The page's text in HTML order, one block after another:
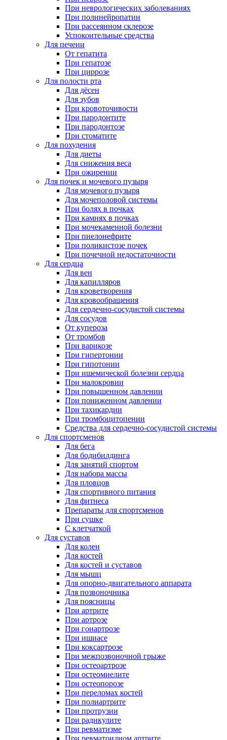
При неврологических заболеваниях
При полинейропатии
При рассеянном склерозе
Успокоительные средства
Для печени
От гепатита
При гепатозе
При циррозе
Для полости рта
Для дёсен
Для зубов
При кровоточивости
При пародонтите
При пародонтозе
При стоматите
Для похудения
Для диеты
Для снижения веса
При ожирении
Для почек и мочевого пузыря
Для мочевого пузыря
Для мочеполовой системы
При болях в почках
При камнях в почках
При мочекаменной болезни
При пиелонефрите
При поликистозе почек
При почечной недостаточности
Для сердца
Для вен
Для капилляров
Для кроветворения
Для кровообращения
Для сердечно-сосудистой системы
Для сосудов
От купероза
От тромбов
При варикозе
При гипертонии
При гипотонии
При ишемической болезни сердца
При малокровии
При повышенном давлении
При пониженном давлении
При тахикардии
При тромбоцитопении
Средства для сердечно-сосудистой системы
Для спортсменов
Для бега
Для бодибилдинга
Для занятий спортом
Для набора массы
Для пловцов
Для спортивного питания
Для фитнеса
Препараты для спортсменов
При сушке
С клетчаткой
Для суставов
Для колен
Для костей
Для костей и суставов
Для мышц
Для опорно-двигательного аппарата
Для позвоночника
Для поясницы
При артрите
При артрозе
При гонартрозе
При ишиасе
При коксартрозе
При межпозвоночной грыже
При остеоартрозе
При остеомиелите
При остеопорозе
При переломах костей
При полиартрите
При протрузии
При радикулите
При ревматизме
При ревматоидном артрите